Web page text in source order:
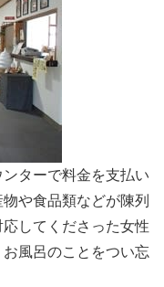
ターで料金を支払い
や食品類などが陳列
してくださった女性
風呂のことをつい忘